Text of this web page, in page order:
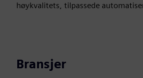
høykvalitets, tilpassede
Bransjer